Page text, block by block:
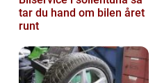
tar du hand om bilen året
runt